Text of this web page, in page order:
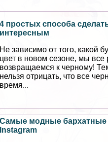
4 простых способа
интересным
Не зависимо от того, какой
цвет в новом сезоне, мы все
возвращаемся к черному!
нельзя отрицать, что все
время...
Самые модные бархатные
Instagram